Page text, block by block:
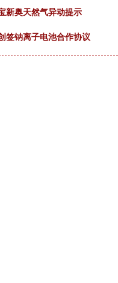
新奥天然气异动提示
签钠离子电池合作协议